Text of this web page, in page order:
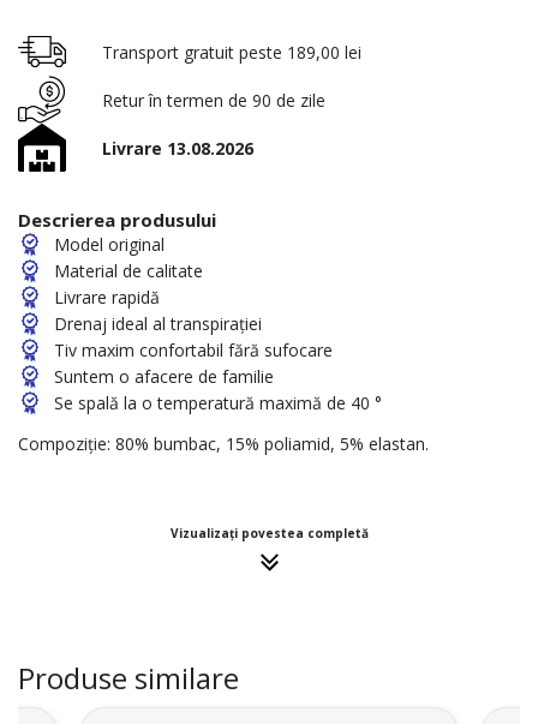
Transport gratuit peste 189,00 lei
Retur în termen de 90 de zile
Livrare 13.08.2026
Descrierea produsului
Model original
Material de calitate
Livrare rapidă
Drenaj ideal al transpirației
Tiv maxim confortabil fără sufocare
Suntem o afacere de familie
Se spală la o temperatură maximă de 40 °
Compoziție: 80% bumbac, 15% poliamid, 5% elastan.
Vizualizați povestea completă
Produse similare